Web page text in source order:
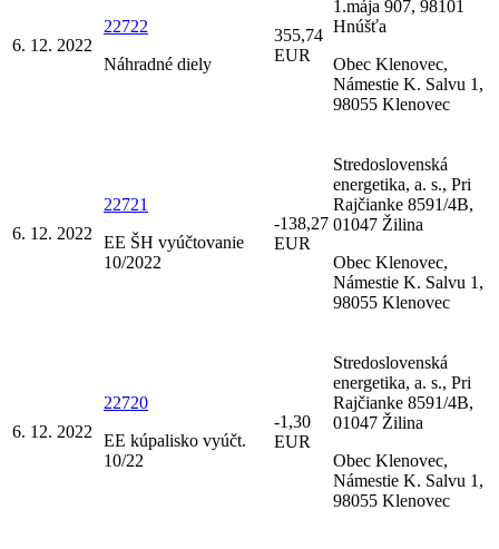
6. 12. 2022
22722
Náhradné diely
355,74
EUR
1.mája 907, 98101
Hnúšťa
Obec Klenovec,
Námestie K. Salvu 1,
98055 Klenovec
6. 12. 2022
22721
EE ŠH vyúčtovanie
10/2022
-138,27
EUR
Stredoslovenská
energetika, a. s., Pri
Rajčianke 8591/4B,
01047 Žilina
Obec Klenovec,
Námestie K. Salvu 1,
98055 Klenovec
6. 12. 2022
22720
EE kúpalisko vyúčt.
10/22
-1,30
EUR
Stredoslovenská
energetika, a. s., Pri
Rajčianke 8591/4B,
01047 Žilina
Obec Klenovec,
Námestie K. Salvu 1,
98055 Klenovec